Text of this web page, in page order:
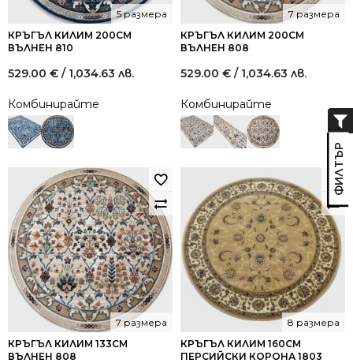
КРЪГЪЛ КИЛИМ 200СМ
ВЪЛНЕН 810
5 размера
529.00 € / 1,034.63 лв.
Комбинирайте
КРЪГЪЛ КИЛИМ 200СМ
ВЪЛНЕН 808
7 размера
529.00 € / 1,034.63 лв.
Комбинирайте
КРЪГЪЛ КИЛИМ 133СМ
ВЪЛНЕН 808
7 размера
КРЪГЪЛ КИЛИМ 160СМ
ПЕРСИЙСКИ КОРОНА 1803
8 размера